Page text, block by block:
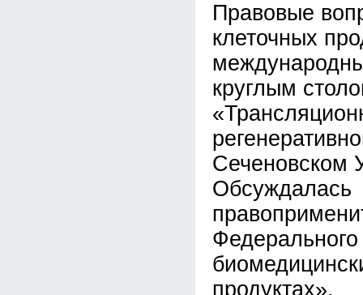
Правовые
клеточных
круглым
Сеченовском
Обсуждалась
продуктах».